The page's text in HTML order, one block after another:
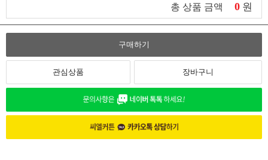
총 상품 금액 0 원
구매하기
관심상품 장바구니